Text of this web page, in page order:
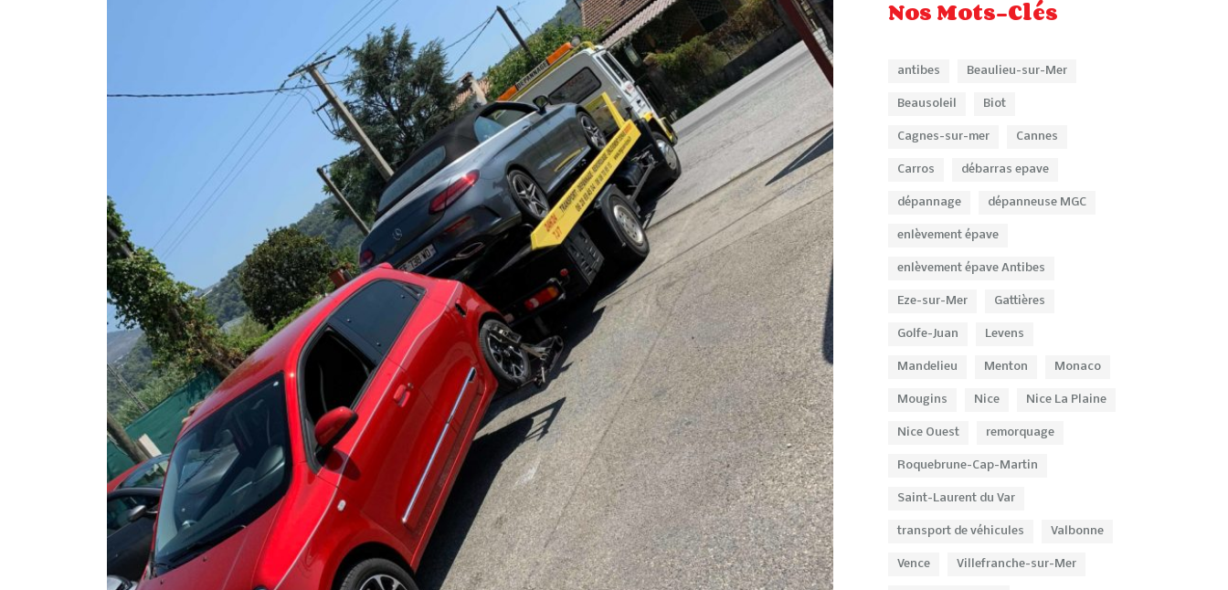
Nos Mots-Clés
antibes Beaulieu-sur-Mer
Beausoleil Biot
Cagnes-sur-mer Cannes
Carros débarras epave
dépannage dépanneuse MGC
enlèvement épave
enlèvement épave Antibes
Eze-sur-Mer Gattières
Golfe-Juan Levens
Mandelieu Menton Monaco
Mougins Nice Nice La Plaine
Nice Ouest remorquage
Roquebrune-Cap-Martin
Saint-Laurent du Var
transport de véhicules Valbonne
Vence Villefranche-sur-Mer